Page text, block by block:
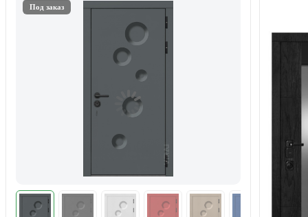
Под заказ